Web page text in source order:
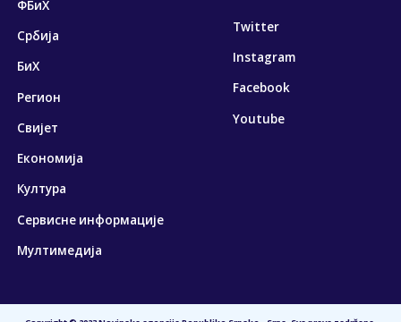
ФБиХ
Србија
БиХ
Регион
Свијет
Економија
Култура
Сервисне информације
Мултимедија
Twitter
Instagram
Facebook
Youtube